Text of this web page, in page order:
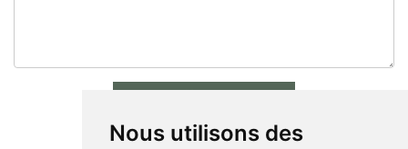
Nous utilisons des